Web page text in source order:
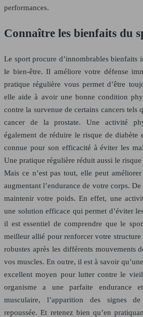
performances.
Connaître les bienfaits du
Le sport procure d’innombrables bienfaits
le bien-être. Il améliore votre défense
pratique régulière vous permet d’être
elle aide à avoir une bonne condition
contre la survenue de certains cancers tels
cancer de la prostate. Une activité
également de réduire le risque de diabète
connue pour son efficacité à éviter les
Une pratique régulière réduit aussi le
Mais ce n’est pas tout, elle peut
augmentant l’endurance de votre corps.
maintenir votre poids. En effet, une
une solution efficace qui permet d’éviter
il est essentiel de comprendre que le
meilleur allié pour renforcer votre structure
robustes après les différents mouvements
vos muscles. En outre, il est à savoir
excellent moyen pour lutter contre le
organisme a une parfaite endurance
musculaire, l’apparition des signes
repoussée. Et retenez bien qu’en